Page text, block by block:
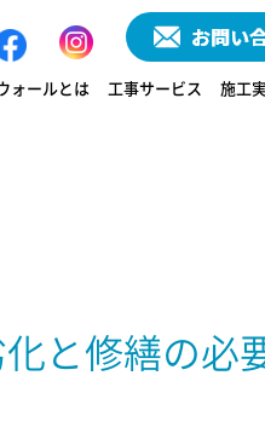
ォールとは 工事サービス 施工
と修繕の必